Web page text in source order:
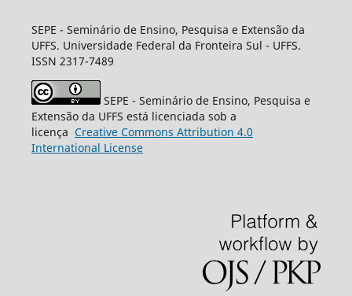
SEPE - Seminário de Ensino, Pesquisa e Extensão da
UFFS. Universidade Federal da Fronteira Sul - UFFS.
ISSN 2317-7489
SEPE - Seminário de Ensino, Pesquisa e
Extensão da UFFS está licenciada sob a
licença Creative Commons Attribution 4.0
International License